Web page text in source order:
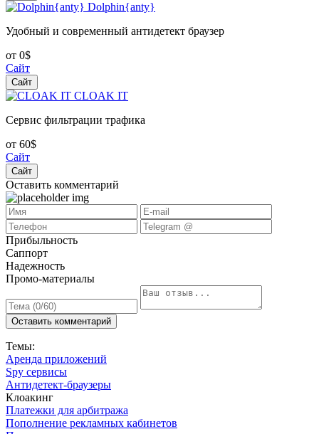
Dolphin{anty}
Удобный и современный антидетект браузер
от 0$
Сайт
Сайт
CLOAK IT
Сервис фильтрации трафика
от 60$
Сайт
Сайт
Оставить комментарий
Прибыльность
Саппорт
Надежность
Промо-материалы
Оставить комментарий
Темы:
Аренда приложений
Spy сервисы
Антидетект-браузеры
Клоакинг
Платежки для арбитража
Пополнение рекламных кабинетов